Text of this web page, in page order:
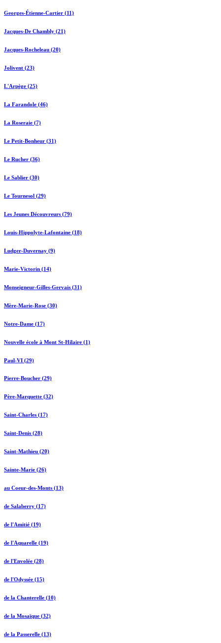
Georges-Étienne-Cartier (11)
Jacques-De Chambly (21)
Jacques-Rocheleau (20)
Jolivent (23)
L'Arpège (25)
La Farandole (46)
La Roseraie (7)
Le Petit-Bonheur (31)
Le Rucher (36)
Le Sablier (30)
Le Tournesol (29)
Les Jeunes Découvreurs (79)
Louis-Hippolyte-Lafontaine (18)
Ludger-Duvernay (9)
Marie-Victorin (14)
Monseigneur-Gilles-Gervais (31)
Mère-Marie-Rose (30)
Notre-Dame (17)
Nouvelle école à Mont St-Hilaire (1)
Paul-VI (29)
Pierre-Boucher (29)
Père-Marquette (32)
Saint-Charles (17)
Saint-Denis (28)
Saint-Mathieu (20)
Sainte-Marie (26)
au Coeur-des-Monts (13)
de Salaberry (17)
de l'Amitié (19)
de l'Aquarelle (19)
de l'Envolée (28)
de l'Odyssée (15)
de la Chanterelle (10)
de la Mosaïque (32)
de la Passerelle (13)